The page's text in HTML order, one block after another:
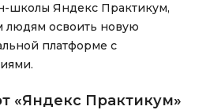
школы Яндекс Практикум,
освоить новую
платформе с
«Яндекс Практикум»